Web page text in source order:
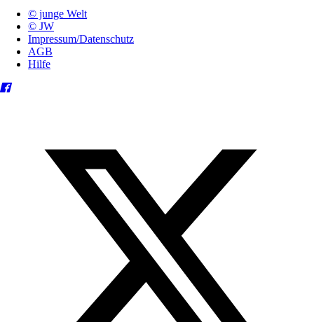
© junge Welt
© JW
Impressum/Datenschutz
AGB
Hilfe